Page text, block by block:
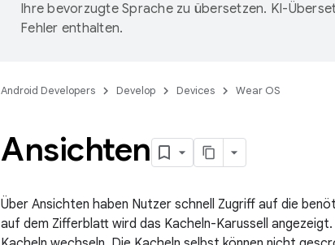
Ihre bevorzugte Sprache zu übersetzen. KI-
Fehler enthalten.
Android Developers Develop Devices Wear OS
Ansichten
Über Ansichten haben Nutzer schnell Zugriff auf die
auf dem Zifferblatt wird das Kacheln-Karussell